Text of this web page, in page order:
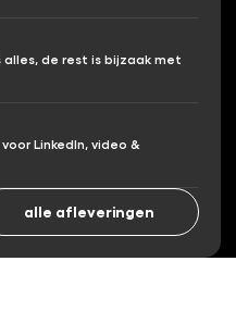
de rest is bijzaak met
LinkedIn, video &
alle afleveringen